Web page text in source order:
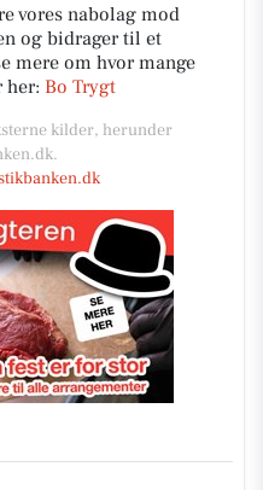
vores nabolag mod
og bidrager til et
mere om hvor mange
her: Bo Trygt
kilder, herunder